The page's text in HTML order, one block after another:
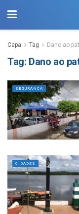
Capa Tag Dano ao
Tag: Dano ao
SEGURANÇA
CIDADES